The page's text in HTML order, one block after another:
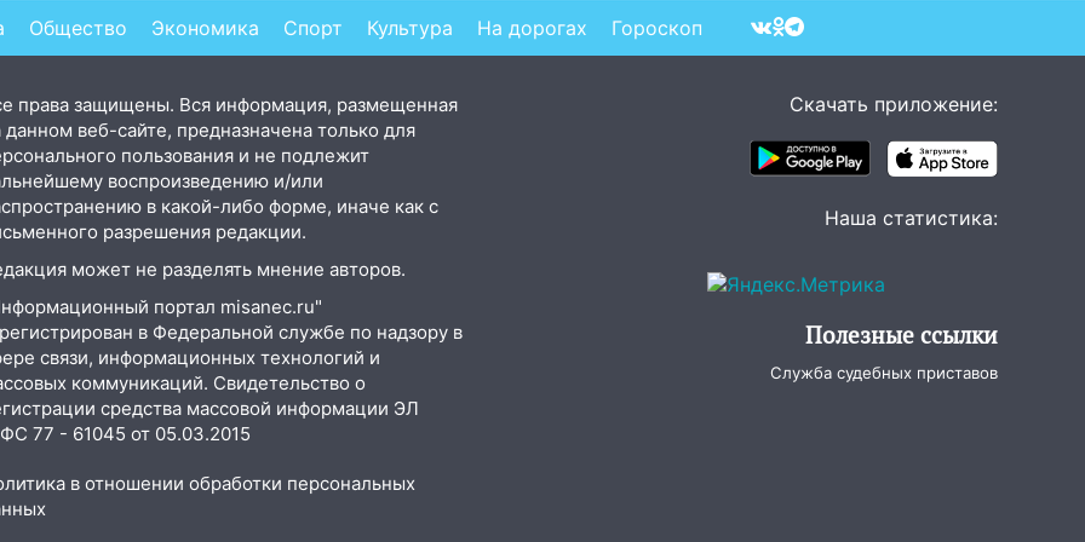
Общество Экономика Спорт Культура На дорогах Гороскоп
права защищены. Вся информация, размещенная
данном веб-сайте, предназначена только для
пользования и не подлежит
воспроизведению и/или
в какой-либо форме, иначе как с
разрешения редакции.
может не разделять мнение авторов.
портал misanec.ru"
в Федеральной службе по надзору в
связи, информационных технологий и
коммуникаций. Свидетельство о
средства массовой информации ЭЛ
77 - 61045 от 05.03.2015
в отношении обработки персональных
Скачать приложение:
Наша статистика:
Полезные ссылки
Служба судебных приставов